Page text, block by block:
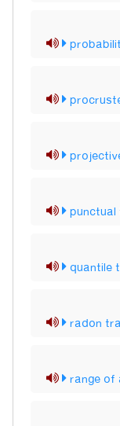
quantile
radon
range of